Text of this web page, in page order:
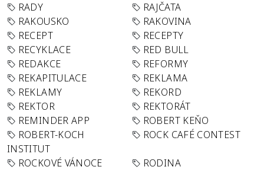
RADY
RAJČATA
RAKOUSKO
RAKOVINA
RECEPT
RECEPTY
RECYKLACE
RED BULL
REDAKCE
REFORMY
REKAPITULACE
REKLAMA
REKLAMY
REKORD
REKTOR
REKTORÁT
REMINDER APP
ROBERT KEŇO
ROBERT-KOCH
INSTITUT
ROCK CAFÉ CONTEST
ROCKOVÉ VÁNOCE
RODINA